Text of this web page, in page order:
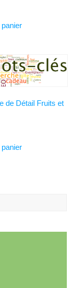
de Détail Fruits et